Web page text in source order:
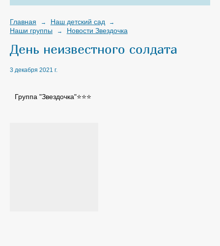
Главная → Наш детский сад →
Наши группы → Новости Звездочка
День неизвестного солдата
3 декабря 2021 г.
Группа "Звездочка"⭐⭐⭐